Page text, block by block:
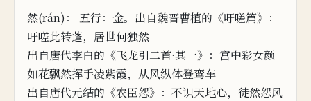
然(rán)： 五行：金。出自魏晋曹植的 《吁嗟篇》：
吁嗟此转蓬，居世何独然
出自唐代李白的《飞龙引二首·其一》：宫中彩女颜
如花飘然挥手凌紫霞，从风纵体登鸾车
出自唐代元结的《农臣怨》：不识天地心，徒然怨风